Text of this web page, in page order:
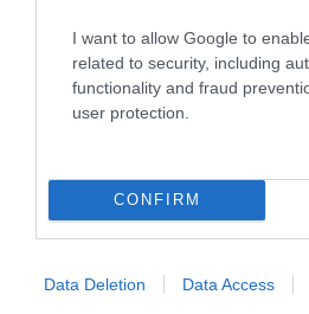
I want to allow Google to
related to security, including
functionality and fraud
user protection.
CONFIRM
Data Deletion Data Access